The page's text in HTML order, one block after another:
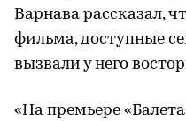
Варнава рассказал,
фильма, доступные
вызвали у него
«На премьере